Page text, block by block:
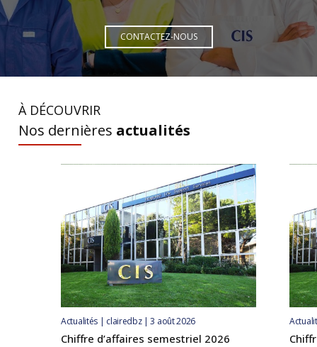
CONTACTEZ-NOUS
À DÉCOUVRIR
Nos dernières actualités
Actualités | clairedbz | 3 août 2026
Chiffre d’affaires semestriel 2026